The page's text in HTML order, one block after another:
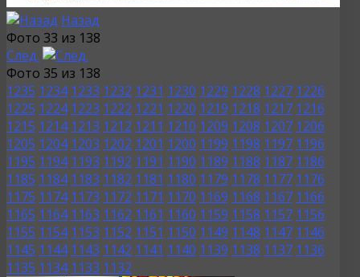
Назад
Фото 33 из 138
След.
Фото 35 из 138
1235 1234 1233 1232 1231 1230 1229 1228 1227 1226
1225 1224 1223 1222 1221 1220 1219 1218 1217 1216
1215 1214 1213 1212 1211 1210 1209 1208 1207 1206
1205 1204 1203 1202 1201 1200 1199 1198 1197 1196
1195 1194 1193 1192 1191 1190 1189 1188 1187 1186
1185 1184 1183 1182 1181 1180 1179 1178 1177 1176
1175 1174 1173 1172 1171 1170 1169 1168 1167 1166
1165 1164 1163 1162 1161 1160 1159 1158 1157 1156
1155 1154 1153 1152 1151 1150 1149 1148 1147 1146
1145 1144 1143 1142 1141 1140 1139 1138 1137 1136
1135 1134 1133 1132